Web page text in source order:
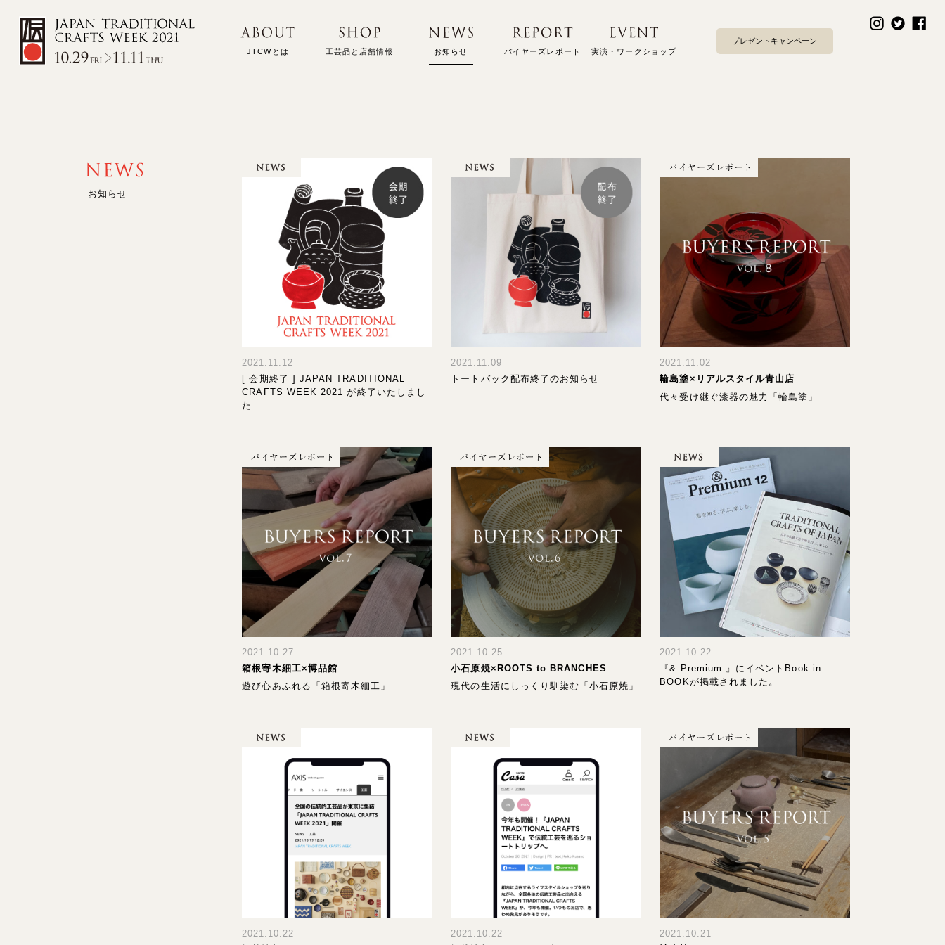
JTCWとは 工芸品と店舗情報 お知らせ バイヤーズレポート 実演・ワークショップ
プレゼントキャンペーン
お知らせ
2021.11.12
[ 会期終了 ] JAPAN TRADITIONAL
CRAFTS WEEK 2021 が終了いたしまし
た
2021.11.09
トートバック配布終了のお知らせ
2021.11.02
輪島塗×リアルスタイル青山店
代々受け継ぐ漆器の魅力「輪島塗」
2021.10.27
箱根寄木細工×博品館
遊び心あふれる「箱根寄木細工」
2021.10.25
小石原焼×ROOTS to BRANCHES
現代の生活にしっくり馴染む「小石原焼」
2021.10.22
『& Premium 』にイベントBook in
BOOKが掲載されました。
2021.10.22 2021.10.22 2021.10.21